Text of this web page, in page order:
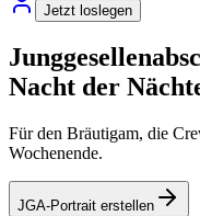
Jetzt loslegen
Nacht der
Für den Bräutigam, die
Wochenende.
JGA-Portrait erstellen